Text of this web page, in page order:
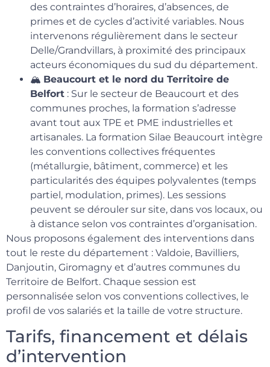
des contraintes d’horaires, d’absences, de
primes et de cycles d’activité variables. Nous
intervenons régulièrement dans le secteur
Delle/Grandvillars, à proximité des principaux
acteurs économiques du sud du département.
🏔️ Beaucourt et le nord du Territoire de
Belfort : Sur le secteur de Beaucourt et des
communes proches, la formation s’adresse
avant tout aux TPE et PME industrielles et
artisanales. La formation Silae Beaucourt intègre
les conventions collectives fréquentes
(métallurgie, bâtiment, commerce) et les
particularités des équipes polyvalentes (temps
partiel, modulation, primes). Les sessions
peuvent se dérouler sur site, dans vos locaux, ou
à distance selon vos contraintes d’organisation.
Nous proposons également des interventions dans
tout le reste du département : Valdoie, Bavilliers,
Danjoutin, Giromagny et d’autres communes du
Territoire de Belfort. Chaque session est
personnalisée selon vos conventions collectives, le
profil de vos salariés et la taille de votre structure.
Tarifs, financement et délais
d’intervention